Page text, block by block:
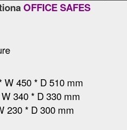
OFFICE SAFES
W 450 * D 510 mm
340 * D 330 mm
230 * D 300 mm